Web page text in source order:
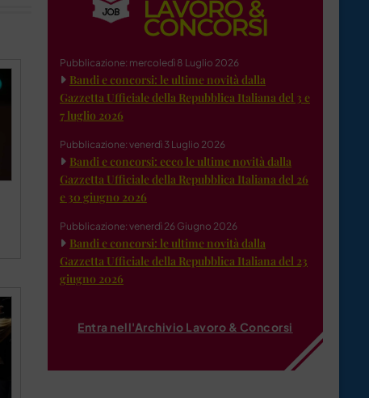
Pubblicazione: mercoledì 8 Luglio 2026
Bandi e concorsi: le ultime novità dalla
Gazzetta Ufficiale della Repubblica Italiana del 3 e
7 luglio 2026
Pubblicazione: venerdì 3 Luglio 2026
Bandi e concorsi: ecco le ultime novità dalla
Gazzetta Ufficiale della Repubblica Italiana del 26
e 30 giugno 2026
Pubblicazione: venerdì 26 Giugno 2026
Bandi e concorsi: le ultime novità dalla
Gazzetta Ufficiale della Repubblica Italiana del 23
giugno 2026
Entra nell'Archivio Lavoro & Concorsi